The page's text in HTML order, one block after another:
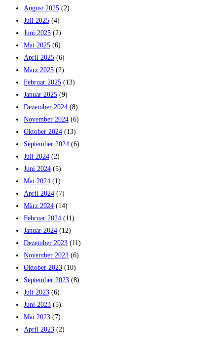
August 2025 (2)
Juli 2025 (4)
Juni 2025 (2)
Mai 2025 (6)
April 2025 (6)
März 2025 (2)
Februar 2025 (13)
Januar 2025 (9)
Dezember 2024 (8)
November 2024 (6)
Oktober 2024 (13)
September 2024 (6)
Juli 2024 (2)
Juni 2024 (5)
Mai 2024 (1)
April 2024 (7)
März 2024 (14)
Februar 2024 (11)
Januar 2024 (12)
Dezember 2023 (11)
November 2023 (6)
Oktober 2023 (10)
September 2023 (8)
Juli 2023 (6)
Juni 2023 (5)
Mai 2023 (7)
April 2023 (2)